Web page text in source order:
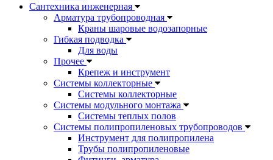
Сантехника инженерная
Арматура трубопроводная
Краны шаровые водозапорные
Гибкая подводка
Для воды
Прочее
Крепеж и инструмент
Системы коллекторные
Системы коллекторные
Системы модульного монтажа
Системы теплых полов
Системы полипропиленовых трубопроводов
Инструмент для полипропилена
Трубы полипропиленовые